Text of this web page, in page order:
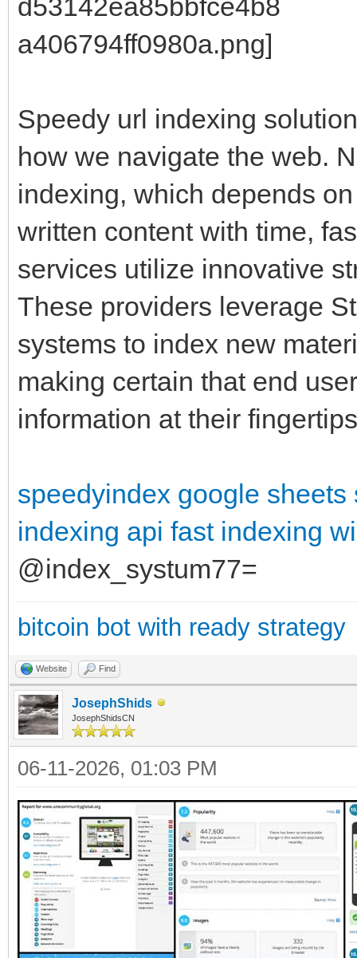
Speedy url indexing
how we navigate the web.
indexing, which depends
written content with time,
services utilize innovative
These providers leverage
systems to index new
making certain that end
information at their
speedyindex google sheets
indexing api fast indexing
@index_systum77=
bitcoin bot with ready strategy
Website Find
JosephShids
JosephShidsCN
06-11-2026, 01:03 PM